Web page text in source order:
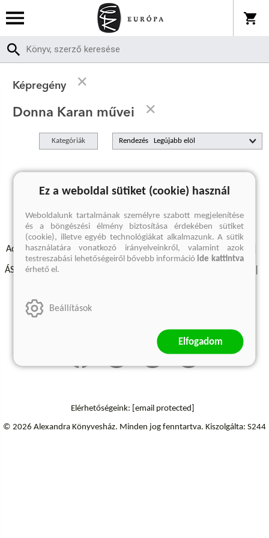
Képregény
Donna Karan művei
Kategóriák Rendezés
A keresett kifejezésre nincs találat
Adatvédelmi szabályzatok Elállási felmondási nyilatkozat
ÁSZF - Vásárlási feltételek
Szállítási információk
Elérhetőségeink: [email protected]
© 2026 Alexandra Könyvesház. Minden jog fenntartva. Kiszolgálta: S244
Ez a weboldal sütiket (cookie) használ
Weboldalunk tartalmának személyre szabott megjelenítése
és a böngészési élmény biztosítása érdekében sütiket
(cookie), illetve egyéb technológiákat alkalmazunk. A sütik
használatára vonatkozó irányelveinkről, valamint azok
testreszabási lehetőségeiről bővebb információide kattintva
érhető el.
Beállítások
Elfogadom